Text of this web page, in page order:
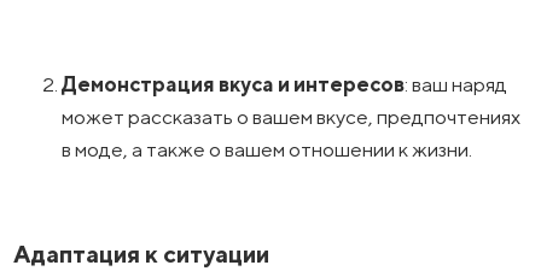
Демонстрация вкуса и интересов: ваш наряд
может рассказать о вашем вкусе, предпочтениях
в моде, а также о вашем отношении к жизни.
Адаптация к ситуации